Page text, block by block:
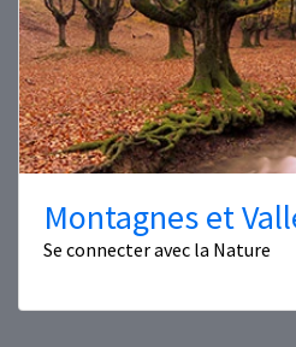
Montagnes et
Se connecter avec la Nature